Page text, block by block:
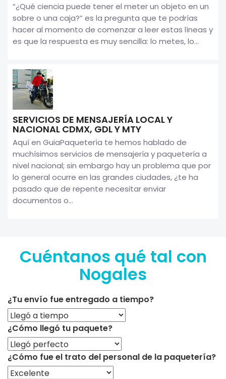
“¿Qué ciencia puede tener el meter un objeto en un
sobre o una caja?” es la pregunta que te podrías
hacer al momento de comenzar a leer estas líneas y
es que la respuesta es muy sencilla: lo metes, lo...
SERVICIOS DE MENSAJERÍA LOCAL Y
NACIONAL CDMX, GDL Y MTY
Aquí en GuiaPaquetería te hemos hablado de
muchísimos servicios de mensajería y paquetería a
nivel nacional; sin embargo hay un problema que por
lo general ocurre en las grandes ciudades, ¿te ha
pasado que de repente necesitar enviar
documentos o...
Cuéntanos qué tal con
Nogales
¿Tu envío fue entregado a tiempo?
¿Cómo llegó tu paquete?
¿Cómo fue el trato del personal de la paquetería?